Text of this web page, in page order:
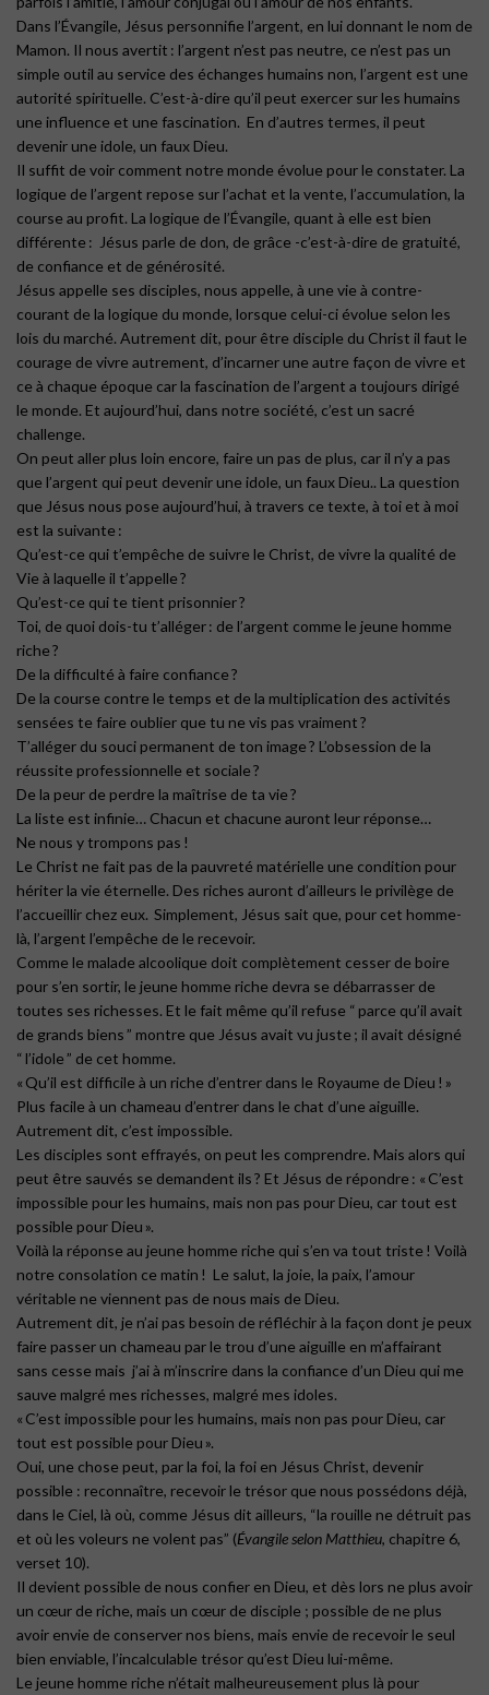
Dans l’Évangile, Jésus personnifie l’argent, en lui donnant le nom de
Mamon. Il nous avertit : l’argent n’est pas neutre, ce n’est pas un
simple outil au service des échanges humains non, l’argent est une
autorité spirituelle. C’est-à-dire qu’il peut exercer sur les humains
une influence et une fascination. En d’autres termes, il peut
devenir une idole, un faux Dieu.
Il suffit de voir comment notre monde évolue pour le constater. La
logique de l’argent repose sur l’achat et la vente, l’accumulation, la
course au profit. La logique de l’Évangile, quant à elle est bien
différente : Jésus parle de don, de grâce -c’est-à-dire de gratuité,
de confiance et de générosité.
Jésus appelle ses disciples, nous appelle, à une vie à contre-
courant de la logique du monde, lorsque celui-ci évolue selon les
lois du marché. Autrement dit, pour être disciple du Christ il faut le
courage de vivre autrement, d’incarner une autre façon de vivre et
ce à chaque époque car la fascination de l’argent a toujours dirigé
le monde. Et aujourd’hui, dans notre société, c’est un sacré
challenge.
On peut aller plus loin encore, faire un pas de plus, car il n’y a pas
que l’argent qui peut devenir une idole, un faux Dieu.. La question
que Jésus nous pose aujourd’hui, à travers ce texte, à toi et à moi
est la suivante :
Qu’est-ce qui t’empêche de suivre le Christ, de vivre la qualité de
Vie à laquelle il t’appelle ?
Qu’est-ce qui te tient prisonnier ?
Toi, de quoi dois-tu t’alléger : de l’argent comme le jeune homme
riche ?
De la difficulté à faire confiance ?
De la course contre le temps et de la multiplication des activités
sensées te faire oublier que tu ne vis pas vraiment ?
T’alléger du souci permanent de ton image ? L’obsession de la
réussite professionnelle et sociale ?
De la peur de perdre la maîtrise de ta vie ?
La liste est infinie… Chacun et chacune auront leur réponse…
Ne nous y trompons pas !
Le Christ ne fait pas de la pauvreté matérielle une condition pour
hériter la vie éternelle. Des riches auront d’ailleurs le privilège de
l’accueillir chez eux. Simplement, Jésus sait que, pour cet homme-
là, l’argent l’empêche de le recevoir.
Comme le malade alcoolique doit complètement cesser de boire
pour s’en sortir, le jeune homme riche devra se débarrasser de
toutes ses richesses. Et le fait même qu’il refuse “ parce qu’il avait
de grands biens ” montre que Jésus avait vu juste ; il avait désigné
“ l’idole ” de cet homme.
« Qu’il est difficile à un riche d’entrer dans le Royaume de Dieu ! »
Plus facile à un chameau d’entrer dans le chat d’une aiguille.
Autrement dit, c’est impossible.
Les disciples sont effrayés, on peut les comprendre. Mais alors qui
peut être sauvés se demandent ils ? Et Jésus de répondre : « C’est
impossible pour les humains, mais non pas pour Dieu, car tout est
possible pour Dieu ».
Voilà la réponse au jeune homme riche qui s’en va tout triste ! Voilà
notre consolation ce matin ! Le salut, la joie, la paix, l’amour
véritable ne viennent pas de nous mais de Dieu.
Autrement dit, je n’ai pas besoin de réfléchir à la façon dont je peux
faire passer un chameau par le trou d’une aiguille en m’affairant
sans cesse mais j’ai à m’inscrire dans la confiance d’un Dieu qui me
sauve malgré mes richesses, malgré mes idoles.
« C’est impossible pour les humains, mais non pas pour Dieu, car
tout est possible pour Dieu ».
Oui, une chose peut, par la foi, la foi en Jésus Christ, devenir
possible : reconnaître, recevoir le trésor que nous possédons déjà,
dans le Ciel, là où, comme Jésus dit ailleurs, “la rouille ne détruit pas
et où les voleurs ne volent pas” (Évangile selon Matthieu, chapitre 6,
verset 10).
Il devient possible de nous confier en Dieu, et dès lors ne plus avoir
un cœur de riche, mais un cœur de disciple ; possible de ne plus
avoir envie de conserver nos biens, mais envie de recevoir le seul
bien enviable, l’incalculable trésor qu’est Dieu lui-même.
Le jeune homme riche n’était malheureusement plus là pour